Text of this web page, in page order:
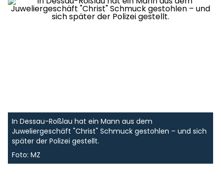
In Dessau-Roßlau hat ein Mann aus dem
Juweliergeschäft "Christ" Schmuck gestohlen – und sich
später der Polizei gestellt.
Foto: MZ